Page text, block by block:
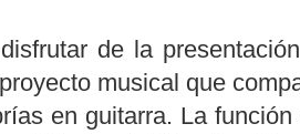
de la
musical que
en guitarra. La